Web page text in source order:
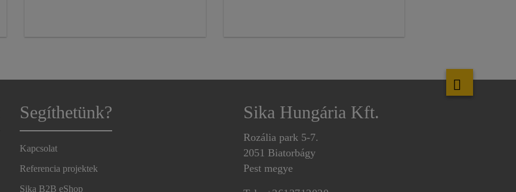
Segíthetünk?
Kapcsolat
Referencia projektek
Sika B2B eShop
Sika Hungária Kft.
Rozália park 5-7.
2051 Biatorbágy
Pest megye